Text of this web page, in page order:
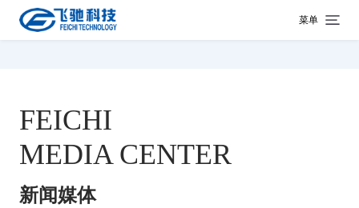
菜单
FEICHI
MEDIA CENTER
新闻媒体